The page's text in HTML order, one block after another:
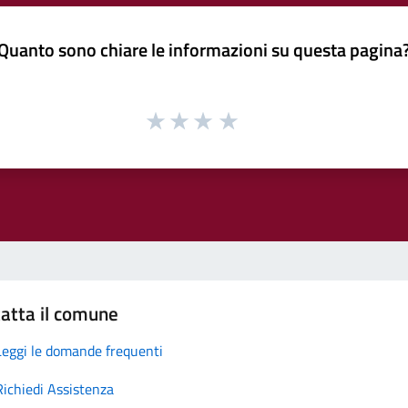
sono chiare le informazioni su questa
il comune
le domande frequenti
Assistenza